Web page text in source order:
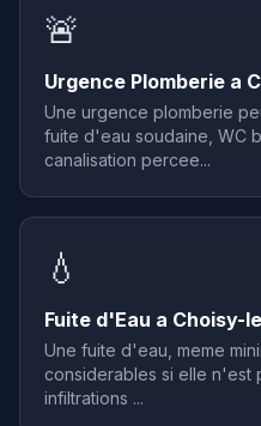
🚨
Urgence Plomberie a
Une urgence plomberie
fuite d'eau soudaine, WC
canalisation percee...
💧
Fuite d'Eau a Choisy-
Une fuite d'eau, meme
considerables si elle n'est
infiltrations ...